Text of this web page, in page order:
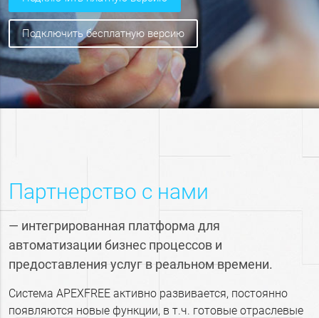
подключить бесплатную версию
Партнерство с нами
— интегрированная платформа для
автоматизации бизнес процессов и
предоставления услуг в реальном времени.
Система APEXFREE активно развивается, постоянно
появляются новые функции, в т.ч. готовые отраслевые